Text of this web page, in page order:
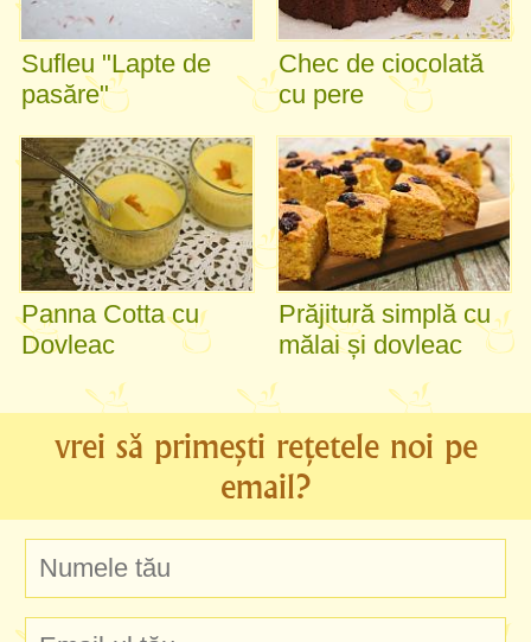
Sufleu "Lapte de
pasăre"
Chec de ciocolată
cu pere
Panna Cotta cu
Dovleac
Prăjitură simplă cu
mălai și dovleac
vrei să primești rețetele noi pe
email?